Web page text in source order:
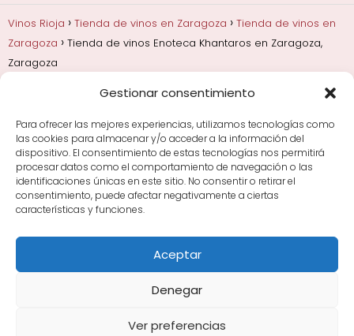
Gestionar consentimiento
Para ofrecer las mejores experiencias, utilizamos tecnologías como
las cookies para almacenar y/o acceder a la información del
dispositivo. El consentimiento de estas tecnologías nos permitirá
procesar datos como el comportamiento de navegación o las
identificaciones únicas en este sitio. No consentir o retirar el
consentimiento, puede afectar negativamente a ciertas
características y funciones.
Aceptar
Denegar
Ver preferencias
Vinos Rioja Tienda de vinos en Zaragoza
Tienda de vinos en
Zaragoza
Tienda de vinos Enoteca Khantaros en Zaragoza,
Zaragoza
Añadas, crianza y guarda
Bodegas y marcas de
Comprar vino
Rioja y guías de regalo
Cultura del vino y
curiosidades
Enoturismo en Rioja
Maridajes y vino en la mesa
Tiendas de vino por
ciudades
Tipos de Rioja y clasificación
bodegas por área
|Política de Cookies